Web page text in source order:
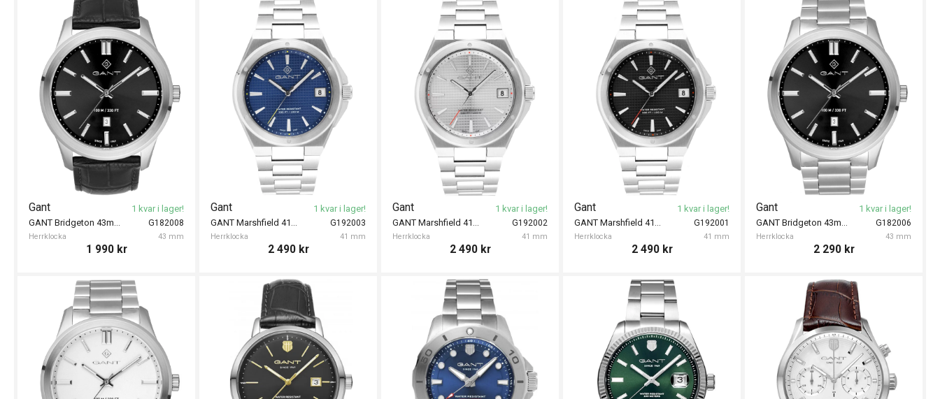
G182008
Gant
Herrklocka 43 mm
GANT Bridgeton 43mm
1 kvar i lager!
1 990 kr
G192003
Gant
Herrklocka 41 mm
GANT Marshfield 41mm
1 kvar i lager!
2 490 kr
G192002
Gant
Herrklocka 41 mm
GANT Marshfield 41mm
1 kvar i lager!
2 490 kr
G192001
Gant
Herrklocka 41 mm
GANT Marshfield 41mm
1 kvar i lager!
2 490 kr
G182006
Gant
Herrklocka 43 mm
GANT Bridgeton 43mm
1 kvar i lager!
2 290 kr